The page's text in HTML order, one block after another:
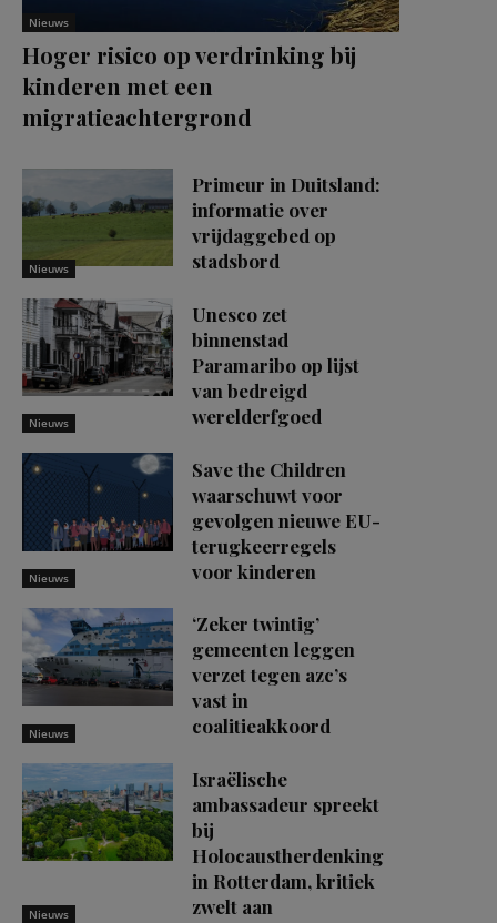
Nieuws
Hoger risico op verdrinking bij
kinderen met een
migratieachtergrond
Nieuws
Primeur in Duitsland:
informatie over
vrijdaggebed op
stadsbord
Nieuws
Unesco zet
binnenstad
Paramaribo op lijst
van bedreigd
werelderfgoed
Nieuws
Save the Children
waarschuwt voor
gevolgen nieuwe EU-
terugkeerregels
voor kinderen
Nieuws
‘Zeker twintig’
gemeenten leggen
verzet tegen azc’s
vast in
coalitieakkoord
Nieuws
Israëlische
ambassadeur spreekt
bij
Holocaustherdenking
in Rotterdam, kritiek
zwelt aan